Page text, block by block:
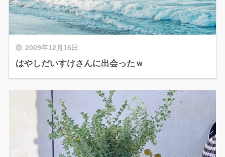
2009年12月16日
はやしだいすけさんに出会ったｗ